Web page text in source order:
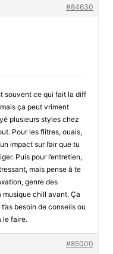
#84630
souvent ce qui fait la diff
ça peut vriment
plusieurs styles chez
Pour les flitres, ouais,
impact sur l’air que tu
Puis pour l’entretien,
mais pense à te
genre des
musique chill avant. Ça
besoin de conseils ou
le faire.
#85000